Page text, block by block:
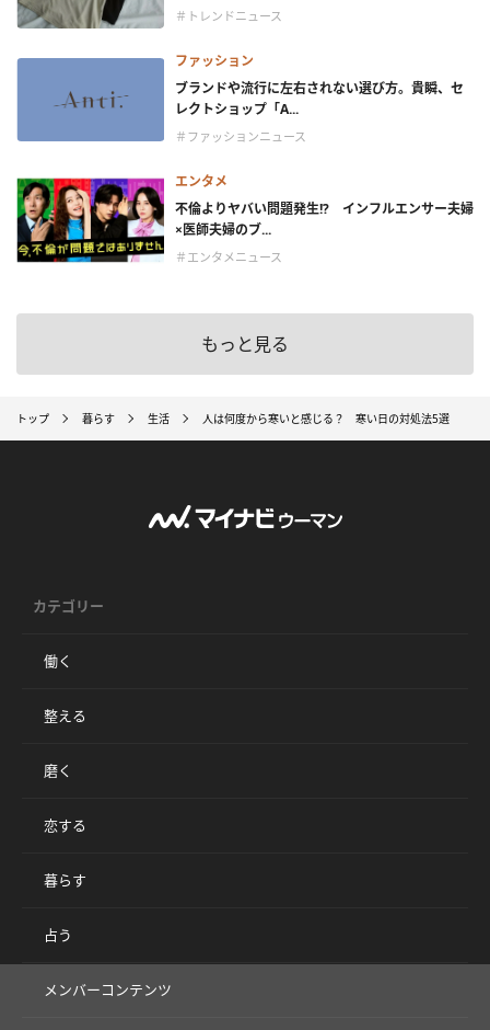
＃トレンドニュース
ファッション
ブランドや流行に左右されない選び方。貴瞬、セ
レクトショップ「A...
＃ファッションニュース
エンタメ
不倫よりヤバい問題発生!? インフルエンサー夫婦
×医師夫婦のブ...
＃エンタメニュース
もっと見る
トップ 暮らす 生活 人は何度から寒いと感じる？ 寒い日の対処法5選
カテゴリー
働く
整える
磨く
恋する
暮らす
占う
メンバーコンテンツ